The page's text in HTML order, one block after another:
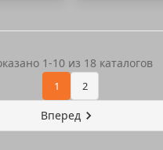
1 2
Вперед
1-10 из 18 каталогов